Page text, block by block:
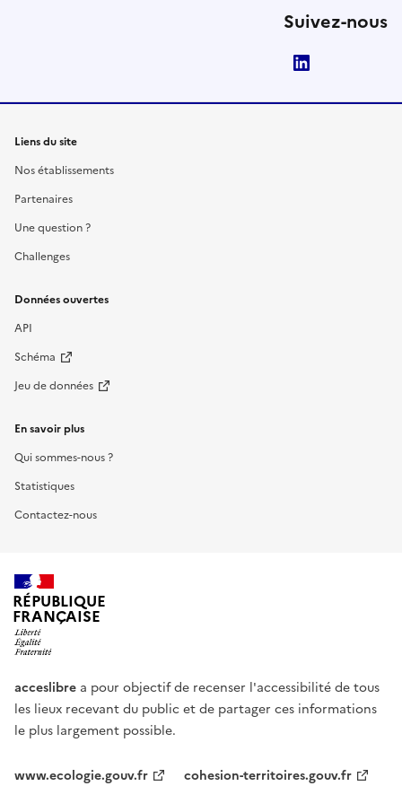
Suivez-nous
Liens du site
Nos établissements
Partenaires
Une question ?
Challenges
Données ouvertes
API
Schéma
Jeu de données
En savoir plus
Qui sommes-nous ?
Statistiques
Contactez-nous
RÉPUBLIQUE
FRANÇAISE
acceslibre a pour objectif de recenser l'accessibilité de tous
les lieux recevant du public et de partager ces informations
le plus largement possible.
www.ecologie.gouv.fr
cohesion-territoires.gouv.fr